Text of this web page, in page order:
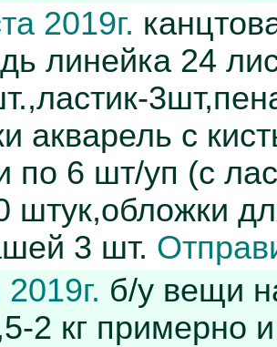
2019г.
линейка 24
акварель с
по 6 шт/уп (с
штук,обложки
3 шт.
б/у вещи
2 кг примерно